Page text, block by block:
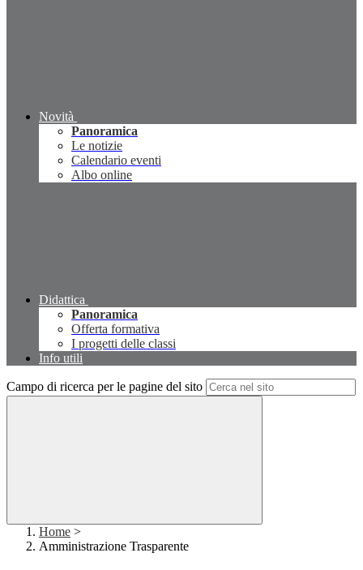
Novità
Panoramica
Le notizie
Calendario eventi
Albo online
Didattica
Panoramica
Offerta formativa
I progetti delle classi
Info utili
Campo di ricerca per le pagine del sito
Home >
Amministrazione Trasparente